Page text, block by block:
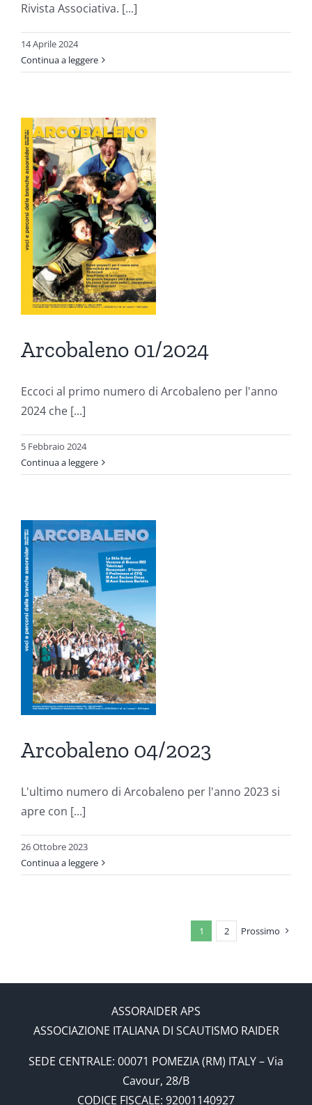
Rivista Associativa. [...]
14 Aprile 2024
Continua a leggere
Arcobaleno 01/2024
Eccoci al primo numero di Arcobaleno per l'anno
2024 che [...]
5 Febbraio 2024
Continua a leggere
Arcobaleno 04/2023
L'ultimo numero di Arcobaleno per l'anno 2023 si
apre con [...]
26 Ottobre 2023
Continua a leggere
1 2 Prossimo
ASSORAIDER APS
ASSOCIAZIONE ITALIANA DI SCAUTISMO RAIDER
SEDE CENTRALE: 00071 POMEZIA (RM) ITALY – Via
Cavour, 28/B
CODICE FISCALE: 92001140927